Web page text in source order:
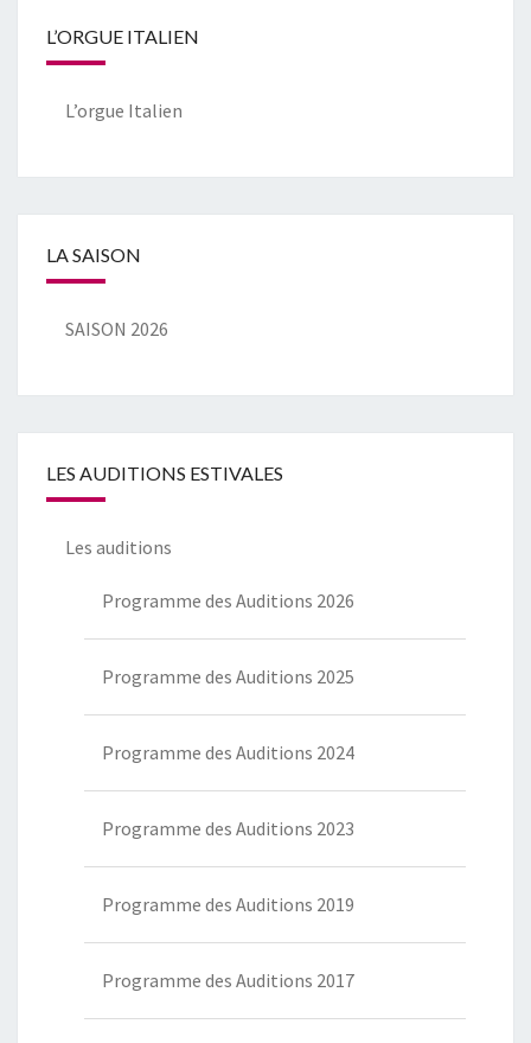
L’ORGUE ITALIEN
L’orgue Italien
LA SAISON
SAISON 2026
LES AUDITIONS ESTIVALES
Les auditions
Programme des Auditions 2026
Programme des Auditions 2025
Programme des Auditions 2024
Programme des Auditions 2023
Programme des Auditions 2019
Programme des Auditions 2017